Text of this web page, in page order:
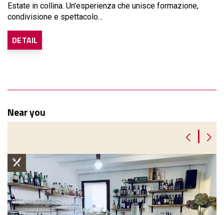
Estate in collina. Un'esperienza che unisce formazione,
condivisione e spettacolo...
DETAIL
Near you
|